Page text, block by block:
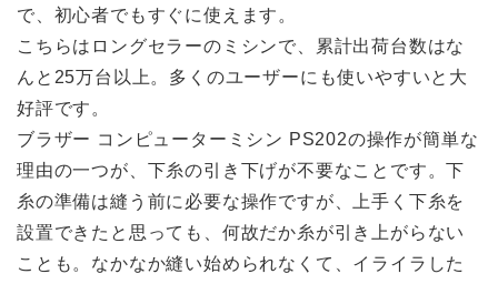
で、初心者でもすぐに使えます。
こちらはロングセラーのミシンで、累計出荷台数はな
んと25万台以上。多くのユーザーにも使いやすいと大
好評です。
ブラザー コンピューターミシン PS202の操作が簡単な
理由の一つが、下糸の引き下げが不要なことです。下
糸の準備は縫う前に必要な操作ですが、上手く下糸を
設置できたと思っても、何故だか糸が引き上がらない
ことも。なかなか縫い始められなくて、イライラした